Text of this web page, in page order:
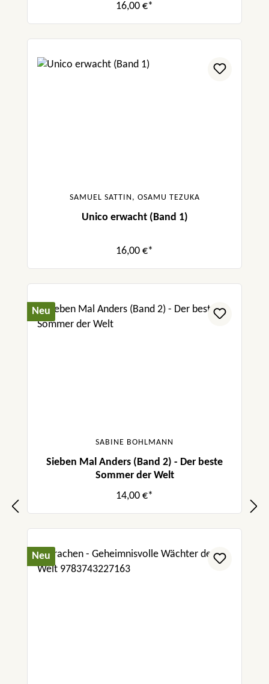
16,00 €*
SAMUEL SATTIN, OSAMU TEZUKA
Unico erwacht (Band 1)
16,00 €*
Neu
SABINE BOHLMANN
Sieben Mal Anders (Band 2) - Der beste
Sommer der Welt
14,00 €*
Neu